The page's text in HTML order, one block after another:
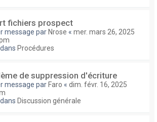
fichiers prospect
message par Nrose « mer. mars 26, 2025
Procédures
de suppression d'écriture
message par Faro « dim. févr. 16, 2025
Discussion générale